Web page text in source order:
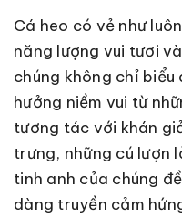
Cá heo có vẻ như
năng lượng vui tươi
chúng không chỉ
hưởng niềm vui từ
tương tác với khán
trưng, những cú lượn
tinh anh của chúng
dàng truyền cảm